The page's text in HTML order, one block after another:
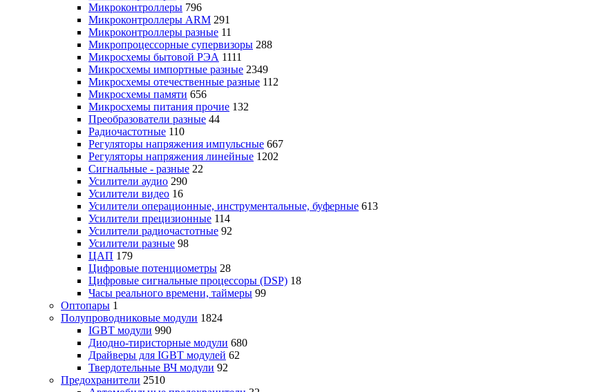
Микроконтроллеры 796
Микроконтроллеры ARM 291
Микроконтроллеры разные 11
Микропроцессорные супервизоры 288
Микросхемы бытовой РЭА 1111
Микросхемы импортные разные 2349
Микросхемы отечественные разные 112
Микросхемы памяти 656
Микросхемы питания прочие 132
Преобразователи разные 44
Радиочастотные 110
Регуляторы напряжения импульсные 667
Регуляторы напряжения линейные 1202
Сигнальные - разные 22
Усилители аудио 290
Усилители видео 16
Усилители операционные, инструментальные, буферные 613
Усилители прецизионные 114
Усилители радиочастотные 92
Усилители разные 98
ЦАП 179
Цифровые потенциометры 28
Цифровые сигнальные процессоры (DSP) 18
Часы реального времени, таймеры 99
Оптопары 1
Полупроводниковые модули 1824
IGBT модули 990
Диодно-тиристорные модули 680
Драйверы для IGBT модулей 62
Твердотельные ВЧ модули 92
Предохранители 2510